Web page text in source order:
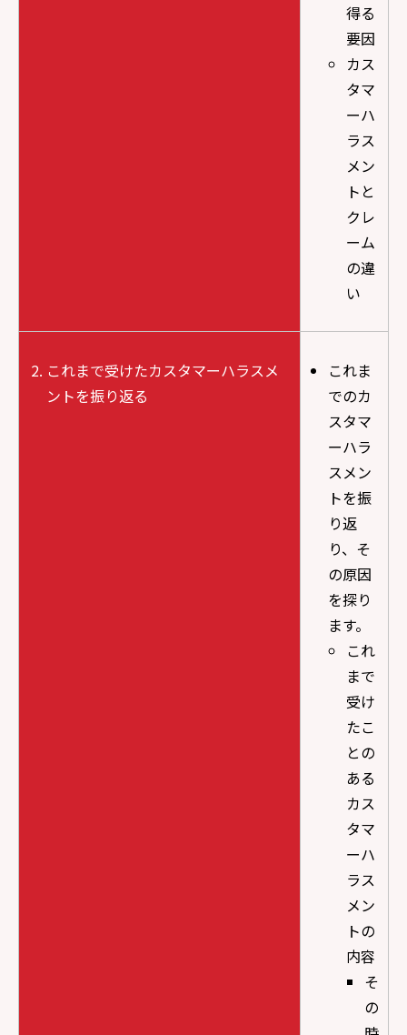
得る
要因
カス
タマ
ーハ
ラス
メン
トと
クレ
ーム
の違
い
これまで受けたカスタマーハラスメ
ントを振り返る
これま
でのカ
スタマ
ーハラ
スメン
トを振
り返
り、そ
の原因
を探り
ます。
これ
まで
受け
たこ
との
ある
カス
タマ
ーハ
ラス
メン
トの
内容
そ
の